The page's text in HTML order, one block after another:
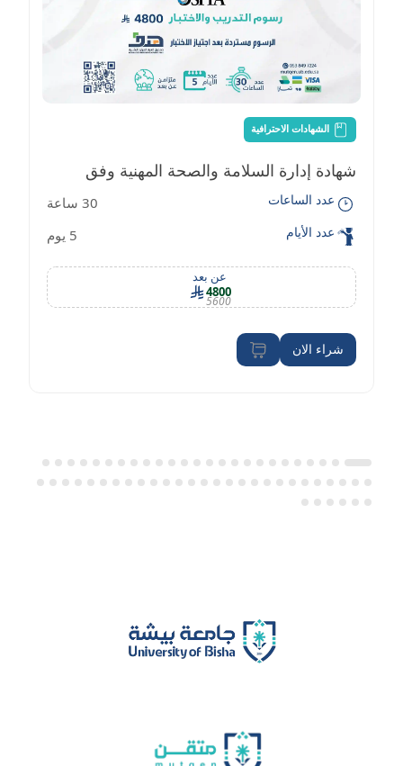
الشهادات الاحترافية
شهادة إدارة السلامة والصحة المهنية وفق
معايير OSHA
عدد الساعات 30 ساعة
عدد الأيام 5 يوم
عن بعد
4800
5600
شراء الان